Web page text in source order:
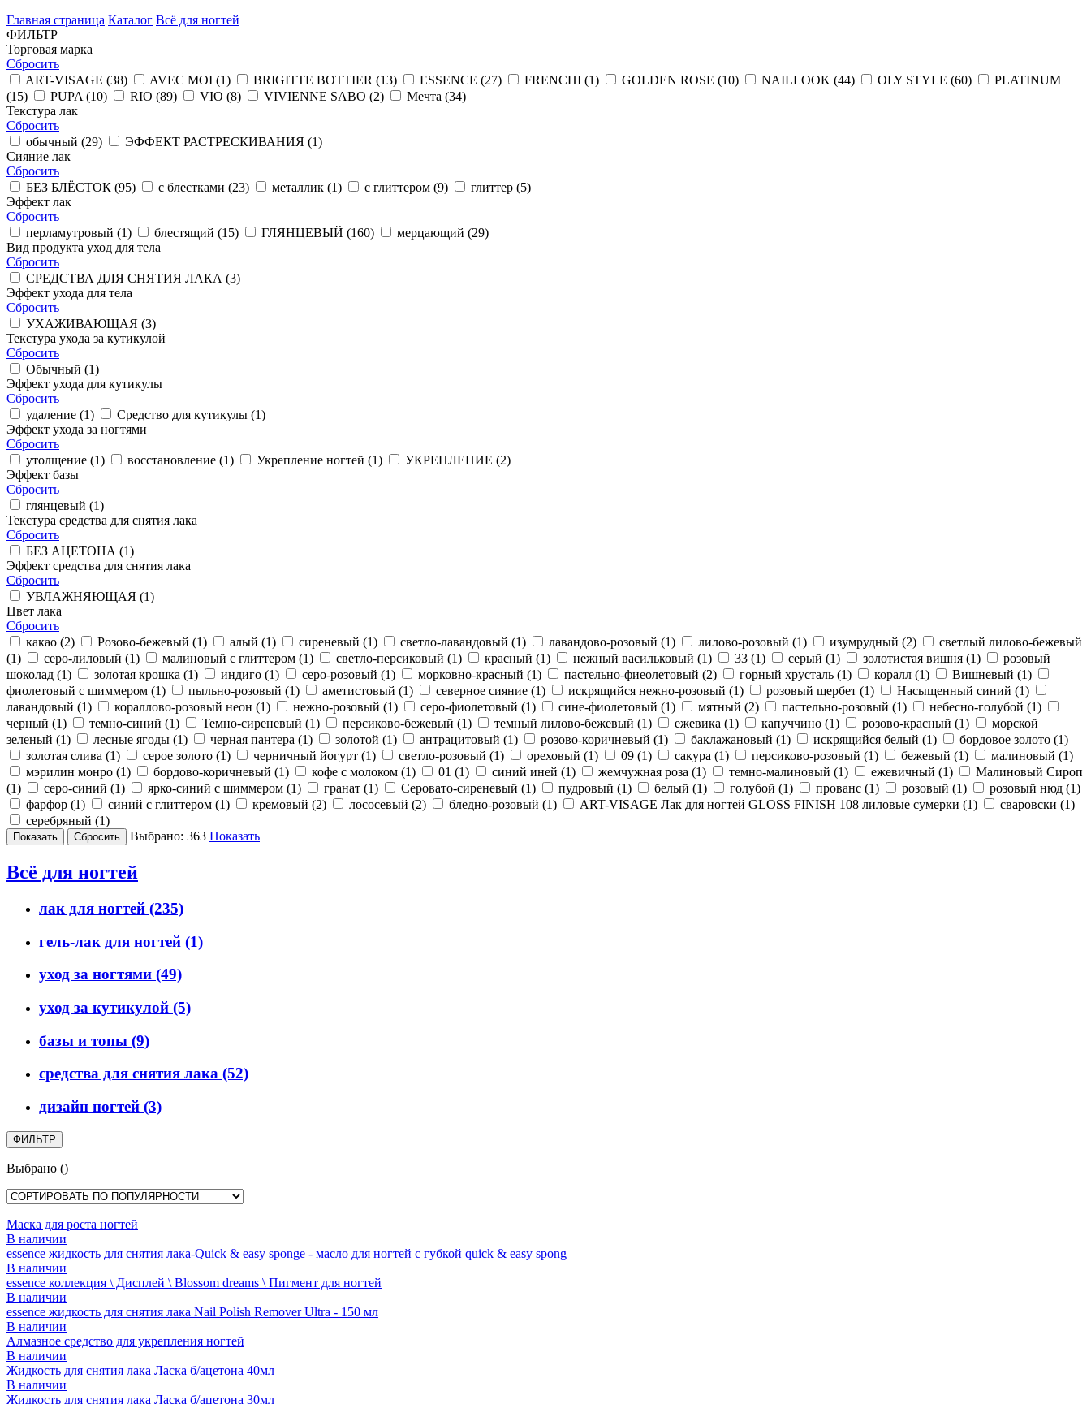
Главная страница Каталог Всё для ногтей
ФИЛЬТР
Торговая марка
Сбросить
ART-VISAGE (38) AVEC MOI (1) BRIGITTE BOTTIER (13) ESSENCE (27) FRENCHI (1) GOLDEN ROSE (10) NAILLOOK (44) OLY STYLE (60)
PLATINUM
(15) PUPA (10) RIO (89) VIO (8) VIVIENNE SABO (2) Мечта (34)
Текстура лак
Сбросить
обычный (29) ЭФФЕКТ РАСТРЕСКИВАНИЯ (1)
Сияние лак
Сбросить
БЕЗ БЛЁСТОК (95) с блестками (23) металлик (1) с глиттером (9) глиттер (5)
Эффект лак
Сбросить
перламутровый (1) блестящий (15) ГЛЯНЦЕВЫЙ (160) мерцающий (29)
Вид продукта уход для тела
Сбросить
СРЕДСТВА ДЛЯ СНЯТИЯ ЛАКА (3)
Эффект ухода для тела
Сбросить
УХАЖИВАЮЩАЯ (3)
Текстура ухода за кутикулой
Сбросить
Обычный (1)
Эффект ухода для кутикулы
Сбросить
удаление (1) Средство для кутикулы (1)
Эффект ухода за ногтями
Сбросить
утолщение (1) восстановление (1) Укрепление ногтей (1) УКРЕПЛЕНИЕ (2)
Эффект базы
Сбросить
глянцевый (1)
Текстура средства для снятия лака
Сбросить
БЕЗ АЦЕТОНА (1)
Эффект средства для снятия лака
Сбросить
УВЛАЖНЯЮЩАЯ (1)
Цвет лака
Сбросить
какао (2) Розово-бежевый (1) алый (1) сиреневый (1) светло-лавандовый (1) лавандово-розовый (1) лилово-розовый (1) изумрудный (2)
светлый лилово-бежевый
(1) серо-лиловый (1) малиновый с глиттером (1) светло-персиковый (1) красный (1) нежный васильковый (1) 33 (1) серый (1) золотистая вишня (1)
розовый
шоколад (1) золотая крошка (1) индиго (1) серо-розовый (1) морковно-красный (1) пастельно-фиеолетовый (2) горный хрусталь (1) коралл (1) Вишневый (1)
фиолетовый с шиммером (1) пыльно-розовый (1) аметистовый (1) северное сияние (1) искрящийся нежно-розовый (1) розовый щербет (1) Насыщенный синий (1)
лавандовый (1) кораллово-розовый неон (1) нежно-розовый (1) серо-фиолетовый (1) сине-фиолетовый (1) мятный (2) пастельно-розовый (1) небесно-голубой (1)
черный (1) темно-синий (1) Темно-сиреневый (1) персиково-бежевый (1) темный лилово-бежевый (1) ежевика (1) капуччино (1) розово-красный (1)
морской
зеленый (1) лесные ягоды (1) черная пантера (1) золотой (1) антрацитовый (1) розово-коричневый (1) баклажановый (1) искрящийся белый (1) бордовое золото (1)
золотая слива (1) серое золото (1) черничный йогурт (1) светло-розовый (1) ореховый (1) 09 (1) сакура (1) персиково-розовый (1) бежевый (1) малиновый (1)
мэрилин монро (1) бордово-коричневый (1) кофе с молоком (1) 01 (1) синий иней (1) жемчужная роза (1) темно-малиновый (1) ежевичный (1)
Малиновый Сироп
(1) серо-синий (1) ярко-синий с шиммером (1) гранат (1) Серовато-сиреневый (1) пудровый (1) белый (1) голубой (1) прованс (1) розовый (1) розовый нюд (1)
фарфор (1) синий с глиттером (1) кремовый (2) лососевый (2) бледно-розовый (1) ART-VISAGE Лак для ногтей GLOSS FINISH 108 лиловые сумерки (1) сваровски (1)
серебряный (1)
Выбрано: 363 Показать
Всё для ногтей
лак для ногтей (235)
гель-лак для ногтей (1)
уход за ногтями (49)
уход за кутикулой (5)
базы и топы (9)
средства для снятия лака (52)
дизайн ногтей (3)
ФИЛЬТР
Выбрано ()
Маска для роста ногтей
В наличии
essence жидкость для снятия лака-Quick & easy sponge - масло для ногтей с губкой quick & easy spong
В наличии
essence коллекция \ Дисплей \ Blossom dreams \ Пигмент для ногтей
В наличии
essence жидкость для снятия лака Nail Polish Remover Ultra - 150 мл
В наличии
Алмазное средство для укрепления ногтей
В наличии
Жидкость для снятия лака Ласка б/ацетона 40мл
В наличии
Жидкость для снятия лака Ласка б/ацетона 30мл